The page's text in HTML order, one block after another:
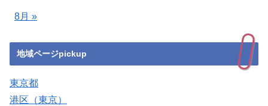
8月 »
地域ページpickup
東京都
港区（東京）